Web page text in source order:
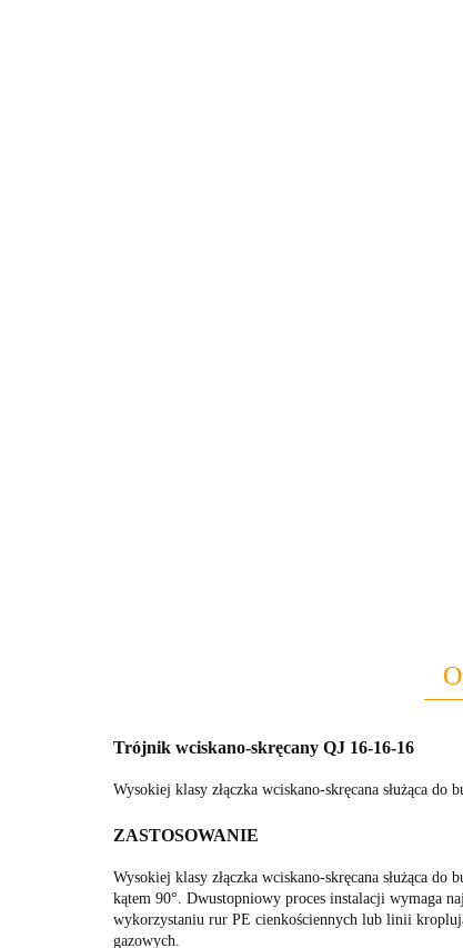
Trójnik wciskano-skręcany QJ 16-16-16
Wysokiej klasy złączka wciskano-skręcana służąca
ZASTOSOWANIE
Wysokiej klasy złączka wciskano-skręcana służąca
kątem 90°. Dwustopniowy proces instalacji wymaga
wykorzystaniu rur PE cienkościennych lub linii
gazowych.